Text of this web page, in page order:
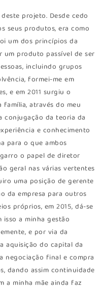
projeto. Desde cedo
seus produtos, era como
um dos princípios da
um produto passível de ser
incluindo grupos
formei-me em
e em 2011 surgiu o
através do meu
conjugação da teoria da
e conhecimento
para o que ambos
o papel de diretor
geral nas várias vertentes
uma posição de gerente
da empresa para outros
próprios, em 2015, dá-se
a minha gestão
e por via da
aquisição do capital da
negociação final e compra
dando assim continuidade
a minha mãe ainda faz